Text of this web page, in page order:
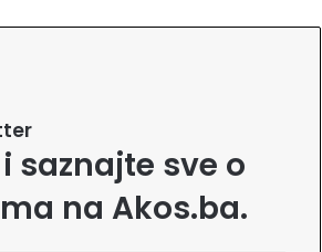
saznajte sve o
na Akos.ba.